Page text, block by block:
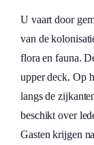
U vaart door
van de
flora en fauna.
upper deck. Op
langs de
beschikt over
Gasten krijgen